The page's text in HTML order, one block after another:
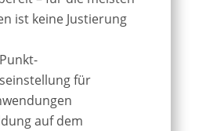
ist keine Justierung
für
auf dem